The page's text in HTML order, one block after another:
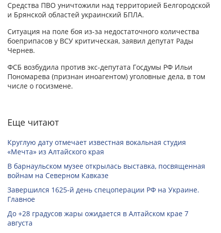
Средства ПВО уничтожили над территорией Белгородской
и Брянской областей украинский БПЛА.
Ситуация на поле боя из-за недостаточного количества
боеприпасов у ВСУ критическая, заявил депутат Рады
Чернев.
ФСБ возбудила против экс-депутата Госдумы РФ Ильи
Пономарева (признан иноагентом) уголовные дела, в том
числе о госизмене.
Еще читают
Круглую дату отмечает известная вокальная студия
«Мечта» из Алтайского края
В барнаульском музее открылась выставка, посвященная
войнам на Северном Кавказе
Завершился 1625-й день спецоперации РФ на Украине.
Главное
До +28 градусов жары ожидается в Алтайском крае 7
августа